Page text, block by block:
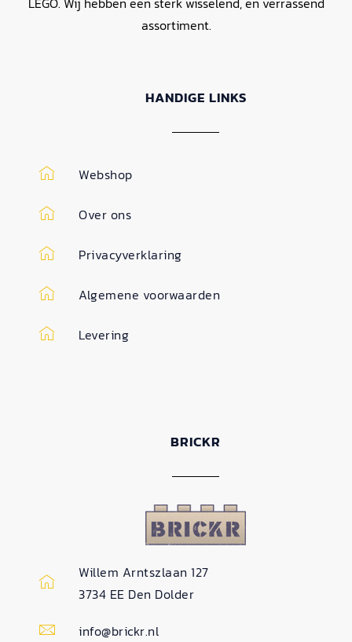
assortiment.
HANDIGE LINKS
Webshop
Over ons
Privacyverklaring
Algemene voorwaarden
Levering
BRICKR
Willem Arntszlaan 127
3734 EE Den Dolder
info@brickr.nl